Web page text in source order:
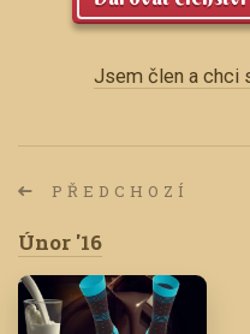
Jsem člen a chci
PŘEDCHOZÍ
Únor '16